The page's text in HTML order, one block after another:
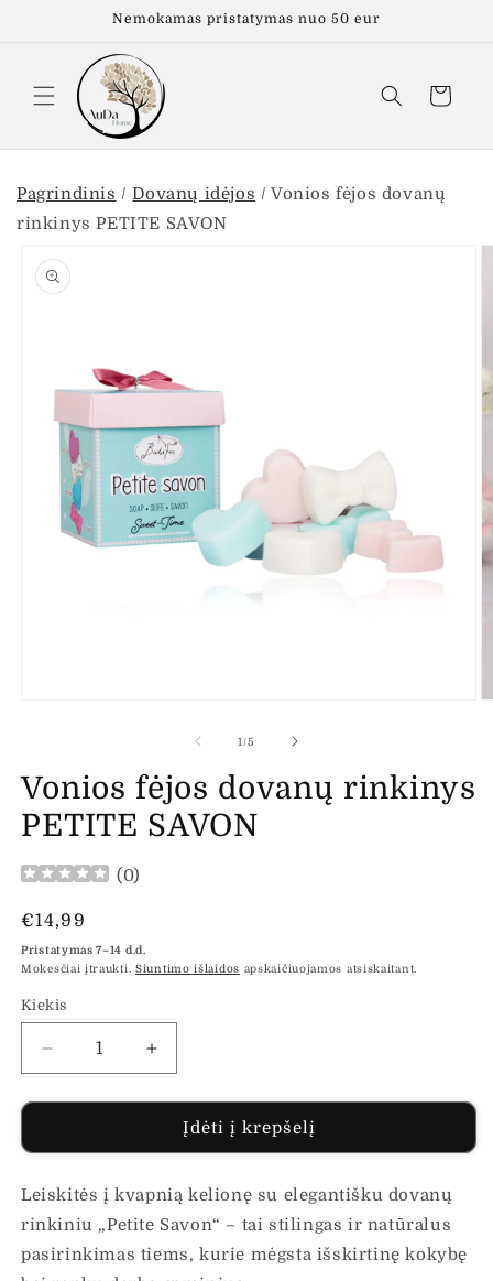
Nemokamas pristatymas nuo 50 eur
Krepšelis
Pagrindinis /Dovanų idėjos /Vonios fėjos dovanų
rinkinys PETITE SAVON
informacijos
apie gaminį
lange
1/iš
5
Vonios fėjos dovanų rinkinys
PETITE SAVON
(0)
Įprasta
kaina
€14,99
Pristatymas 7–14 d.d.
Mokesčiai įtraukti. Siuntimo išlaidos apskaičiuojamos atsiskaitant.
Kiekis
Sumažinti
Vonios
fėjos
rinkinys
SAVON
kiekį
Padidinti
Vonios
fėjos
dovanų
rinkinys
SAVON
kiekį
Įdėti į krepšelį
Leiskitės į kvapnią kelionę su elegantišku dovanų
rinkiniu „Petite Savon“ – tai stilingas ir natūralus
pasirinkimas tiems, kurie mėgsta išskirtinę kokybę